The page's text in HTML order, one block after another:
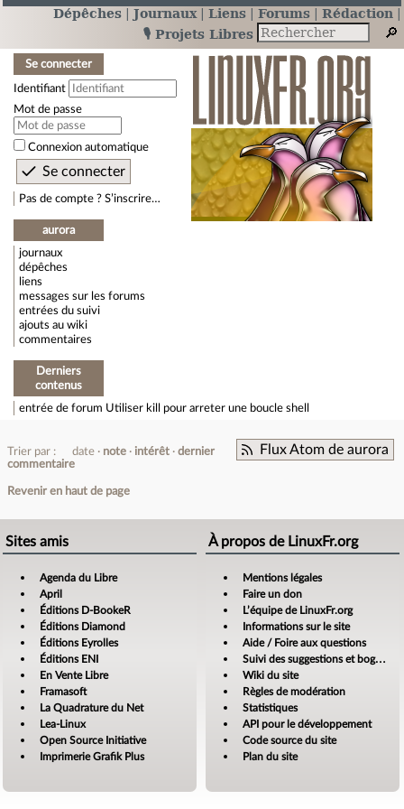
Dépêches Journaux Liens Forums
Rédaction
🎙️ Projets Libres
Se connecter
Identifiant
Mot de passe
Connexion automatique
Pas de compte ? S’inscrire…
aurora
journaux
dépêches
liens
messages sur les forums
entrées du suivi
ajouts au wiki
commentaires
Derniers
contenus
entrée de forum Utiliser kill pour arreter une boucle shell
Flux Atom de aurora
Trier par : date note intérêt
dernier
commentaire
Revenir en haut de page
Sites amis
Agenda du Libre
April
Éditions D-BookeR
Éditions Diamond
Éditions Eyrolles
Éditions ENI
En Vente Libre
Framasoft
La Quadrature du Net
Lea-Linux
Open Source Initiative
Imprimerie Grafik Plus
À propos de LinuxFr.org
Mentions légales
Faire un don
L’équipe de LinuxFr.org
Informations sur le site
Aide / Foire aux questions
Suivi des suggestions et bogues
Wiki du site
Règles de modération
Statistiques
API pour le développement
Code source du site
Plan du site